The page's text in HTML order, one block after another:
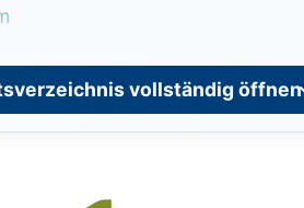
vollständig öffnen